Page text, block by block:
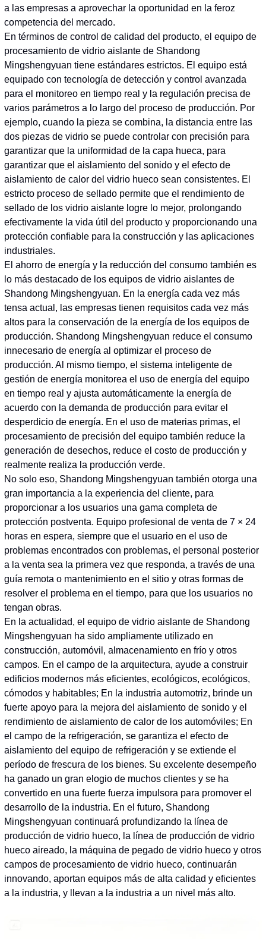
a las empresas a aprovechar la oportunidad en la feroz
competencia del mercado.
En términos de control de calidad del producto, el equipo de
procesamiento de vidrio aislante de Shandong
Mingshengyuan tiene estándares estrictos. El equipo está
equipado con tecnología de detección y control avanzada
para el monitoreo en tiempo real y la regulación precisa de
varios parámetros a lo largo del proceso de producción. Por
ejemplo, cuando la pieza se combina, la distancia entre las
dos piezas de vidrio se puede controlar con precisión para
garantizar que la uniformidad de la capa hueca, para
garantizar que el aislamiento del sonido y el efecto de
aislamiento de calor del vidrio hueco sean consistentes. El
estricto proceso de sellado permite que el rendimiento de
sellado de los vidrio aislante logre lo mejor, prolongando
efectivamente la vida útil del producto y proporcionando una
protección confiable para la construcción y las aplicaciones
industriales.
El ahorro de energía y la reducción del consumo también es
lo más destacado de los equipos de vidrio aislantes de
Shandong Mingshengyuan. En la energía cada vez más
tensa actual, las empresas tienen requisitos cada vez más
altos para la conservación de la energía de los equipos de
producción. Shandong Mingshengyuan reduce el consumo
innecesario de energía al optimizar el proceso de
producción. Al mismo tiempo, el sistema inteligente de
gestión de energía monitorea el uso de energía del equipo
en tiempo real y ajusta automáticamente la energía de
acuerdo con la demanda de producción para evitar el
desperdicio de energía. En el uso de materias primas, el
procesamiento de precisión del equipo también reduce la
generación de desechos, reduce el costo de producción y
realmente realiza la producción verde.
No solo eso, Shandong Mingshengyuan también otorga una
gran importancia a la experiencia del cliente, para
proporcionar a los usuarios una gama completa de
protección postventa. Equipo profesional de venta de 7 × 24
horas en espera, siempre que el usuario en el uso de
problemas encontrados con problemas, el personal posterior
a la venta sea la primera vez que responda, a través de una
guía remota o mantenimiento en el sitio y otras formas de
resolver el problema en el tiempo, para que los usuarios no
tengan obras.
En la actualidad, el equipo de vidrio aislante de Shandong
Mingshengyuan ha sido ampliamente utilizado en
construcción, automóvil, almacenamiento en frío y otros
campos. En el campo de la arquitectura, ayude a construir
edificios modernos más eficientes, ecológicos, ecológicos,
cómodos y habitables; En la industria automotriz, brinde un
fuerte apoyo para la mejora del aislamiento de sonido y el
rendimiento de aislamiento de calor de los automóviles; En
el campo de la refrigeración, se garantiza el efecto de
aislamiento del equipo de refrigeración y se extiende el
período de frescura de los bienes. Su excelente desempeño
ha ganado un gran elogio de muchos clientes y se ha
convertido en una fuerte fuerza impulsora para promover el
desarrollo de la industria. En el futuro, Shandong
Mingshengyuan continuará profundizando la línea de
producción de vidrio hueco, la línea de producción de vidrio
hueco aireado, la máquina de pegado de vidrio hueco y otros
campos de procesamiento de vidrio hueco, continuarán
innovando, aportan equipos más de alta calidad y eficientes
a la industria, y llevan a la industria a un nivel más alto.